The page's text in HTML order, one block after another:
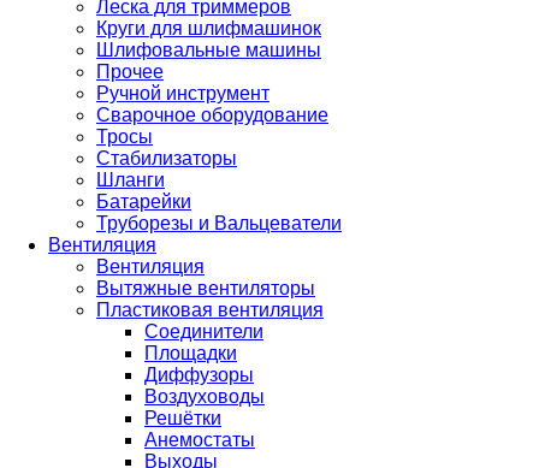
Леска для триммеров
Круги для шлифмашинок
Шлифовальные машины
Прочее
Ручной инструмент
Сварочное оборудование
Тросы
Стабилизаторы
Шланги
Батарейки
Труборезы и Вальцеватели
Вентиляция
Вентиляция
Вытяжные вентиляторы
Пластиковая вентиляция
Соединители
Площадки
Диффузоры
Воздуховоды
Решётки
Анемостаты
Выходы